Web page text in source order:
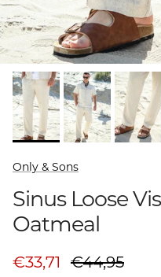
Only & Sons
Sinus Loose
Oatmeal
Aanbiedingsprijs
€33,71 Prijs
€44,95